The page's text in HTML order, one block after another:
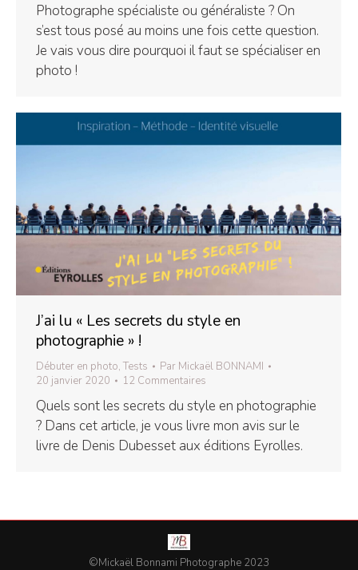
Photographe spécialiste ou généraliste ? On
s’est tous posé au moins une fois cette question.
Je vais vous dire pourquoi il faut se spécialiser en
photo !
J’ai lu « Les secrets du style en
photographie » !
Débuter en photo, Tests Par Mickaël BONNAMI
20 janvier 2020
12 Commentaires
Quels sont les secrets du style en photographie
? Dans cet article, je vous livre mon avis sur le
livre de Denis Dubesset aux éditions Eyrolles.
©Mickaël Bonnami Photographe 2023